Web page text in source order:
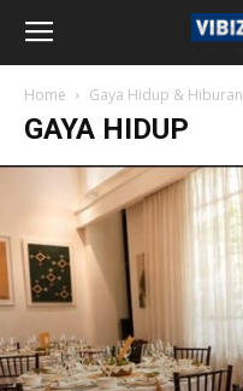
Home Gaya Hidup & Hiburan
GAYA HIDUP